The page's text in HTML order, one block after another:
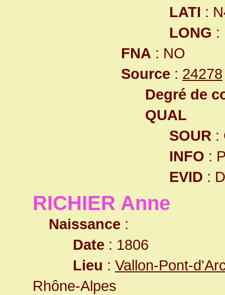
LATI :
LONG :
FNA : NO
Source : 24278
Degré de
QUAL
SOUR :
INFO :
EVID : D
RICHIER Anne
Naissance :
Date : 1806
Lieu : Vallon-Pont-
Rhône-Alpes